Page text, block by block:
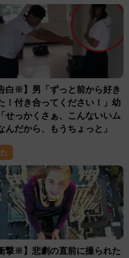
白※】男「ずっと前から好き
！付き合ってください！」幼
せっかくさぁ、こんないいム
んだから、もうちょっと」
撃※】悲劇の直前に撮られた